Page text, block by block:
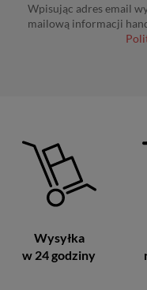
Wpisując adres email
mailową informacji
Wysyłka
w 24 godziny